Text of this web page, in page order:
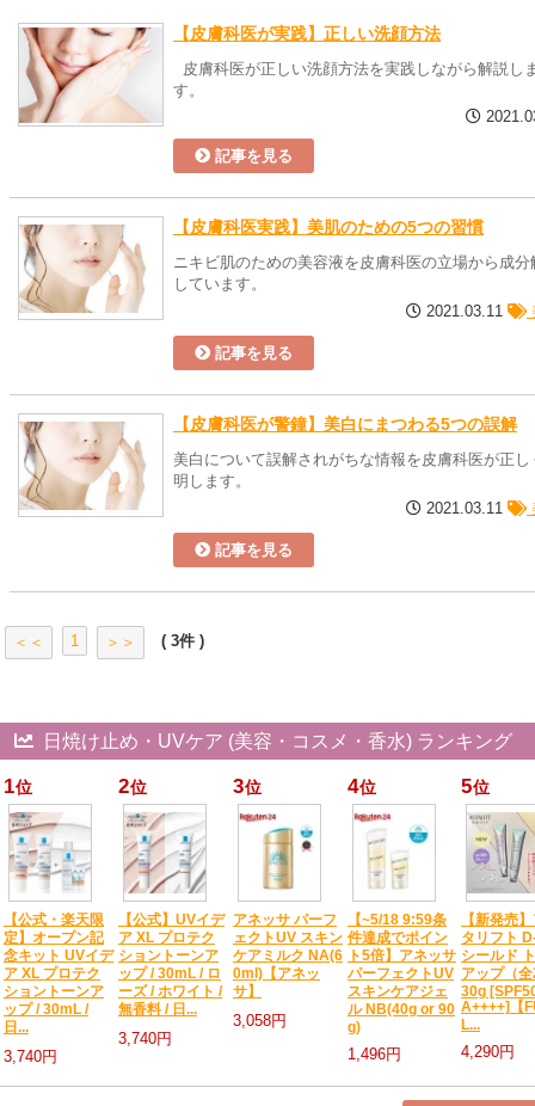
【皮膚科医が実践】正しい洗顔方法
皮膚科医が正しい洗顔方法を実践しながら解説し
す。
記事を見る
【皮膚科医実践】美肌のための5つの習慣
ニキビ肌のための美容液を皮膚科医の立場から成分
しています。
2021.03.11
記事を見る
【皮膚科医が警鐘】美白にまつわる5つの誤解
美白について誤解されがちな情報を皮膚科医が正し
明します。
2021.03.11
記事を見る
＜＜ 1 ＞＞ ( 3件 )
日焼け止め・UVケア (美容・コスメ・香水) ランキング
1位
【公式・楽天限
定】オープン記
念キット UVイデ
ア XL プロテク
ショントーンア
ップ / 30mL /
日...
3,740円
2位
【公式】UVイデ
ア XL プロテク
ショントーンア
ップ / 30mL / ロ
ーズ / ホワイト /
無香料 / 日...
3,740円
3位
アネッサ パーフ
ェクトUV スキン
ケアミルク NA(6
0ml)【アネッ
サ】
3,058円
4位
【~5/18 9:59条
件達成でポイン
ト5倍】アネッサ
パーフェクトUV
スキンケアジェ
ル NB(40g or 90
g)
1,496円
5位
【新発売
タリフト
シールド
アップ（
30g
A++++]【
L...
4,290円